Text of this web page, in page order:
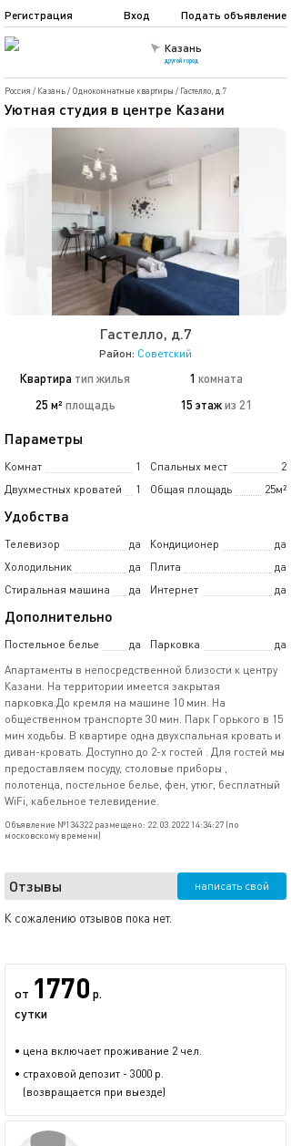
Казань
другой город
Подать объявление
Регистрация Вход
Россия / Казань/ Однокомнатные квартиры / Гастелло, д.7
Уютная студия в центре Казани
Гастелло, д.7
Район: Советский
Квартира тип жилья 1 комната
25 м² площадь 15 этажиз 21
Параметры
Комнат 1 Спальных мест
2
Двухместных кроватей
1 Общая площадь 25м²
Удобства
Телевизор да Кондиционер
да
Холодильник
да Плита
да
Стиральная машина
да Интернет да
Дополнительно
Постельное белье да Парковка
да
Апартаменты в непосредственной близости к центру
Казани. На территории имеется закрытая
парковка.До кремля на машине 10 мин. На
общественном транспорте 30 мин. Парк Горького в 15
мин ходьбы. В квартире одна двухспальная кровать и
диван-кровать. Доступно до 2-х гостей . Для гостей мы
предоставляем посуду, столовые приборы ,
полотенца, постельное белье, фен, утюг, бесплатный
WiFi, кабельное телевидение.
Объявление №134322 размещено: 22.03.2022 14:34:27 (по
московскому времени)
Отзывы написать свой
К сожалению отзывов пока нет.
от 1770 р.
сутки
• цена включает проживание 2 чел.
• страховой депозит - 3000 р.
(возвращается при выезде)